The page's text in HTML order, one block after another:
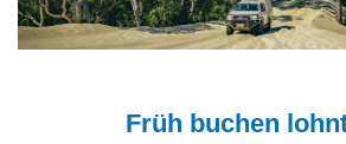
Früh buchen